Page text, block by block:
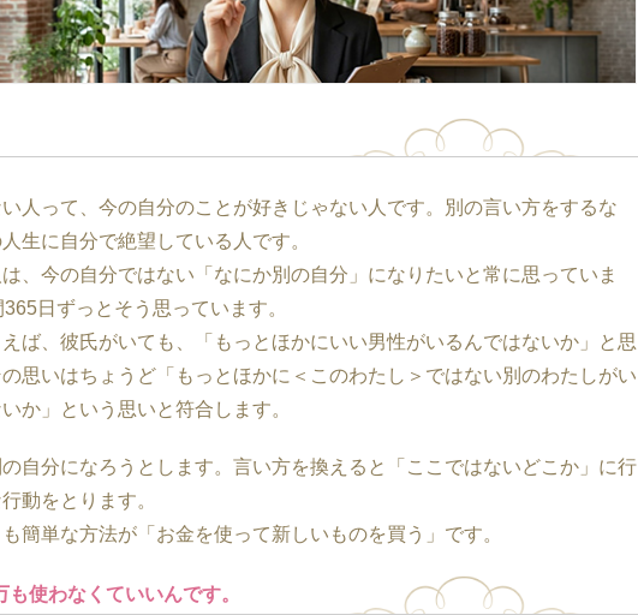
人って、今の自分のことが好きじゃない人です。別の言い方をするな
生に自分で絶望している人です。
、今の自分ではない「なにか別の自分」になりたいと常に思っていま
日ずっとそう思っています。
ば、彼氏がいても、「もっとほかにいい男性がいるんではないか」と思
思いはちょうど「もっとほかに＜このわたし＞ではない別のわたしがい
か」という思いと符合します。
自分になろうとします。言い方を換えると「ここではないどこか」に行
動をとります。
簡単な方法が「お金を使って新しいものを買う」です。
も使わなくていいんです。